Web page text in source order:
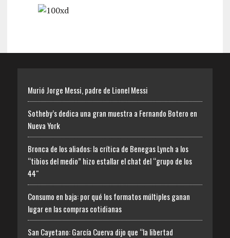
Murió Jorge Messi, padre de Lionel Messi
Sotheby’s dedica una gran muestra a Fernando Botero en
Nueva York
Bronca de los aliados: la crítica de Benegas Lynch a los
“tibios del medio” hizo estallar el chat del “grupo de los
44″
Consumo en baja: por qué los formatos múltiples ganan
lugar en las compras cotidianas
San Cayetano: García Cuerva dijo que “la libertad